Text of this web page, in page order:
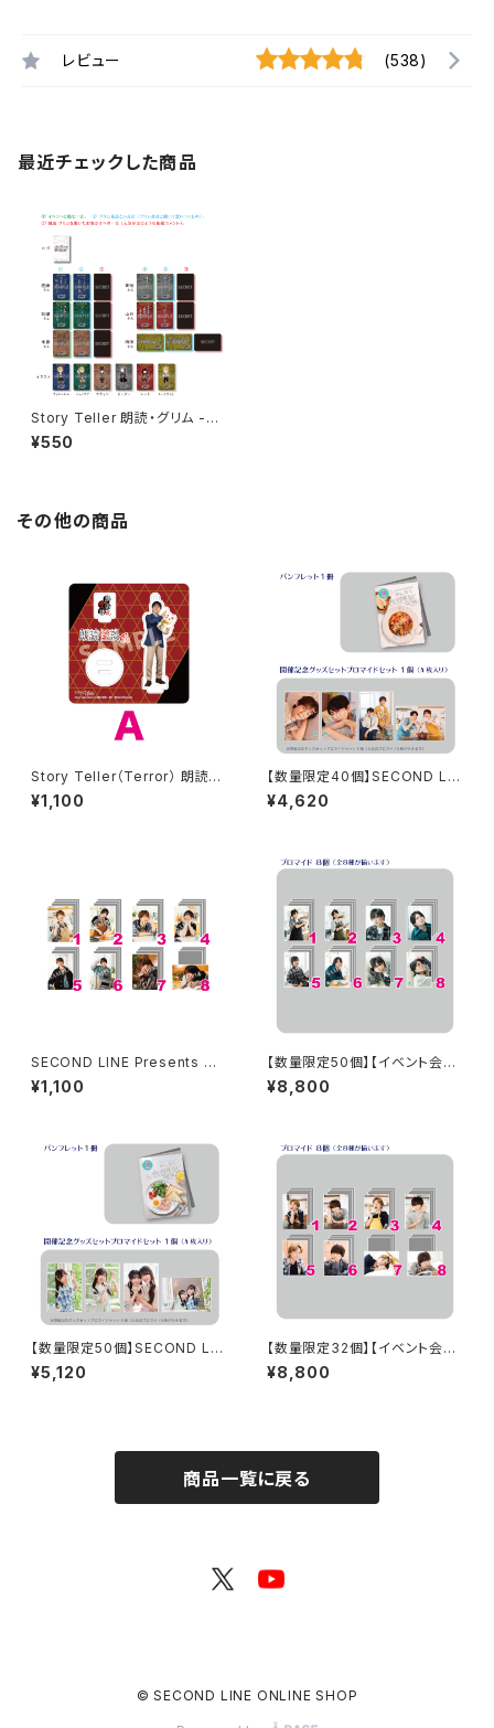
レビュー (538)
最近チェックした商品
Story Teller 朗読・グリム -シ
ュヴァルツヴァルトの赤ずきん-
クリアしおり ※ランダム販売
¥550
その他の商品
Story Teller（Terror） 朗読・
怪談 -呪- 加藤将之さん柄 アク
リルスタンド
¥1,100
【数量限定40個】SECOND LIN
E Presents みんなに会いに行
くよ! 第48回 in 長野 開催記念
¥4,620
SECOND LINE Presents み
んなに会いに行くよ! 第30回 in
静岡 ブロマイド ※ランダム販
¥1,100
【数量限定50個】【イベント会場
特典付き】SECOND LINE Pre
sents みんなに会いに行くよ!
¥8,800
【数量限定50個】SECOND LIN
E Presents みんなに会いに行
くよ! 第46回 in 静岡 開催記念
¥5,120
【数量限定32個】【イベント会場
特典付き】SECOND LINE Pre
sents みんなに会いに行くよ!
¥8,800
商品一覧に戻る
© SECOND LINE ONLINE SHOP